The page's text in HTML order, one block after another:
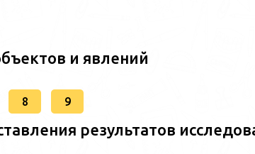
и явлений
8 9
результатов